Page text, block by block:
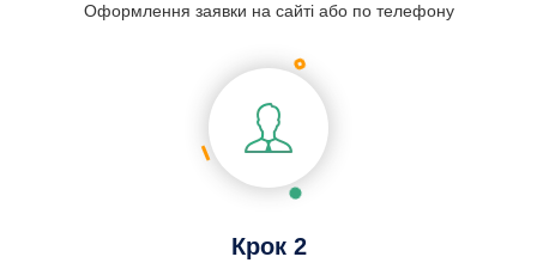
Оформлення заявки на сайті або по телефону
Крок 2